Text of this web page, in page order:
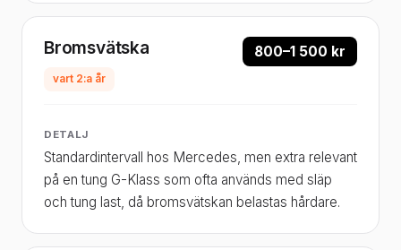
Bromsvätska
vart 2:a år
800–1 500 kr
DETALJ
Standardintervall hos Mercedes, men extra relevant
på en tung G-Klass som ofta används med släp
och tung last, då bromsvätskan belastas hårdare.